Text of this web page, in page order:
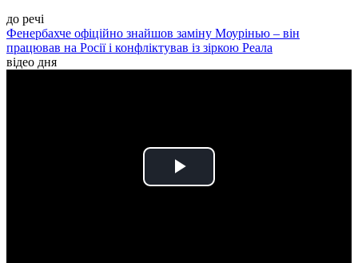
до речі
Фенербахче офіційно знайшов заміну Моурінью – він
працював на Росії і конфліктував із зіркою Реала
відео дня
Play